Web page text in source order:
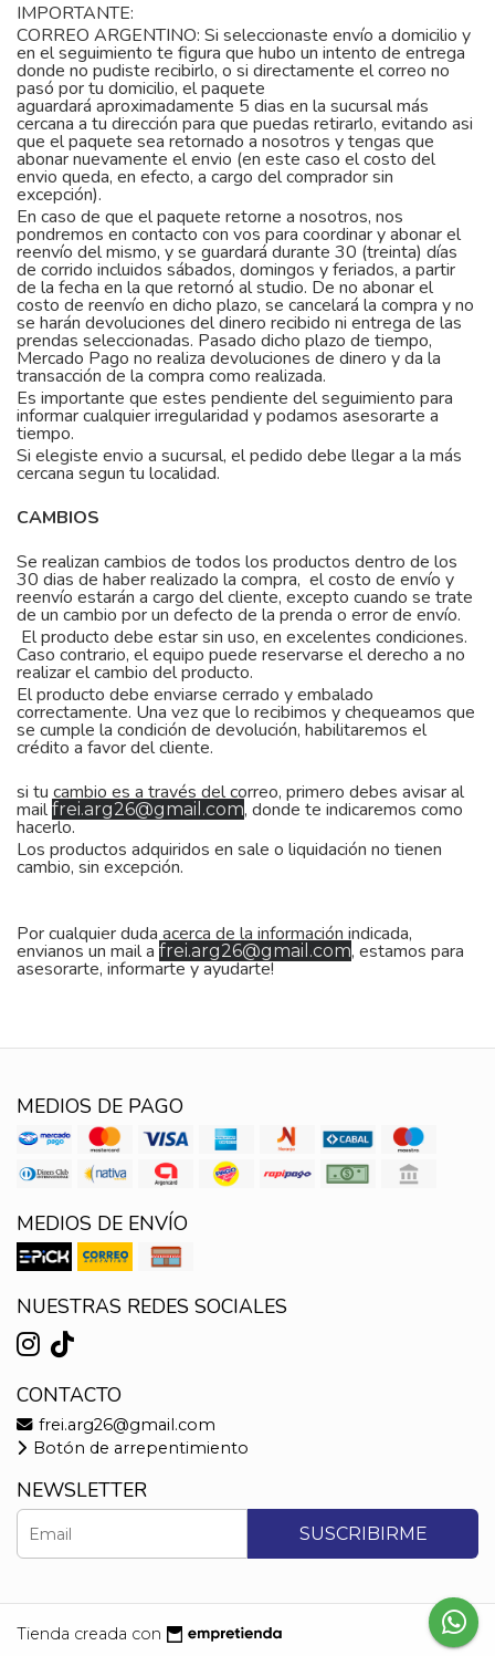
IMPORTANTE:
CORREO ARGENTINO: Si seleccionaste envío a domicilio y
en el seguimiento te figura que hubo un intento de entrega
donde no pudiste recibirlo, o si directamente el correo no
pasó por tu domicilio, el paquete
aguardará aproximadamente 5 dias en la sucursal más
cercana a tu dirección para que puedas retirarlo, evitando asi
que el paquete sea retornado a nosotros y tengas que
abonar nuevamente el envio (en este caso el costo del
envio queda, en efecto, a cargo del comprador sin
excepción).
En caso de que el paquete retorne a nosotros, nos
pondremos en contacto con vos para coordinar y abonar el
reenvío del mismo, y se guardará durante 30 (treinta) días
de corrido incluidos sábados, domingos y feriados, a partir
de la fecha en la que retornó al studio. De no abonar el
costo de reenvío en dicho plazo, se cancelará la compra y no
se harán devoluciones del dinero recibido ni entrega de las
prendas seleccionadas. Pasado dicho plazo de tiempo,
Mercado Pago no realiza devoluciones de dinero y da la
transacción de la compra como realizada.
Es importante que estes pendiente del seguimiento para
informar cualquier irregularidad y podamos asesorarte a
tiempo.
Si elegiste envio a sucursal, el pedido debe llegar a la más
cercana segun tu localidad.
CAMBIOS
Se realizan cambios de todos los productos dentro de los
30 dias de haber realizado la compra, el costo de envío y
reenvío estarán a cargo del cliente, excepto cuando se trate
de un cambio por un defecto de la prenda o error de envío.
El producto debe estar sin uso, en excelentes condiciones.
Caso contrario, el equipo puede reservarse el derecho a no
realizar el cambio del producto.
El producto debe enviarse cerrado y embalado
correctamente. Una vez que lo recibimos y chequeamos que
se cumple la condición de devolución, habilitaremos el
crédito a favor del cliente.
si tu cambio es a través del correo, primero debes avisar al
mailfrei.arg26@gmail.com, donde te indicaremos como
hacerlo.
Los productos adquiridos en sale o liquidación no tienen
cambio, sin excepción.
Por cualquier duda acerca de la información indicada,
envianos un mail a frei.arg26@gmail.com, estamos para
asesorarte, informarte y ayudarte!
MEDIOS DE PAGO
MEDIOS DE ENVÍO
NUESTRAS REDES SOCIALES
CONTACTO
frei.arg26@gmail.com
Botón de arrepentimiento
NEWSLETTER
SUSCRIBIRME
Tienda creada con